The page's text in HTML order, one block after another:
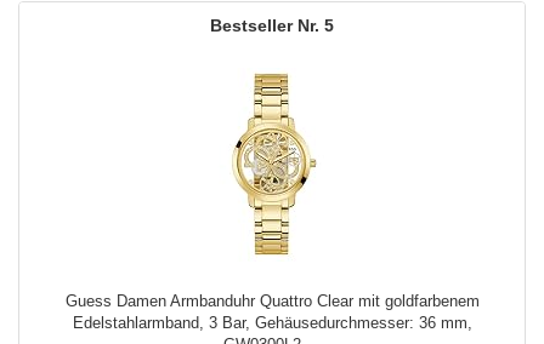
5
Guess Damen Armbanduhr Quattro Clear mit goldfarbenem
Edelstahlarmband, 3 Bar, Gehäusedurchmesser: 36 mm,